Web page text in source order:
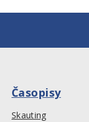
Časopisy
Skauting